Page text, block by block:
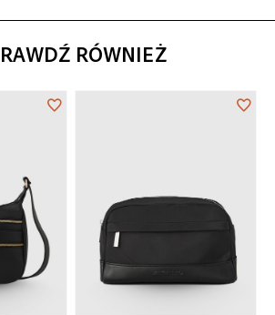
RÓWNIEŻ
Dodaj